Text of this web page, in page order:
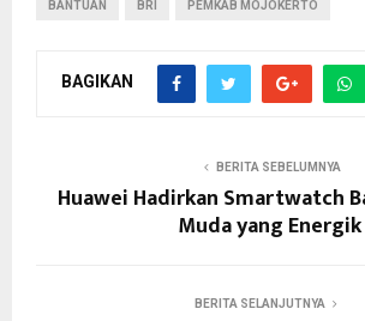
BANTUAN BRI PEMKAB MOJOKERTO
BAGIKAN
BERITA SEBELUMNYA
Huawei Hadirkan Smartwatch
Muda yang Energik
BERITA SELANJUTNYA